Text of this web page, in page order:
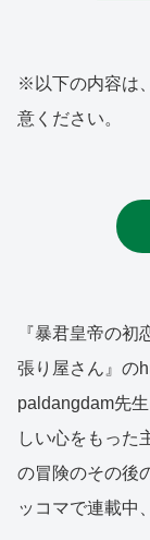
※以下の内容は
意ください。
『暴君皇帝の
張り屋さん』の
paldangdam先
しい心をもった
の冒険のその後
ッコマで連載中